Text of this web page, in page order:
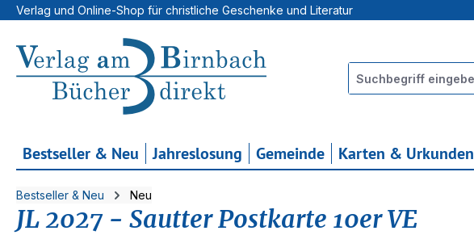
Hauptinhalt springen
Zur Suche springen
Zur Hauptnavigation springen
Verlag und Online-Shop für christliche Geschenke und Literatur
Bestseller & Neu Jahreslosung Gemeinde Karten & Urkunden
Bestseller & Neu Neu
JL 2027 - Sautter Postkarte 10er VE